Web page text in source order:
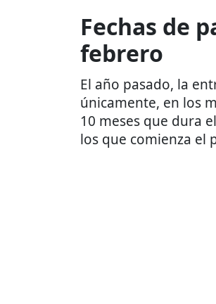
Fechas de
febrero
El año pasado, la
únicamente, en los
10 meses que dura
los que comienza el